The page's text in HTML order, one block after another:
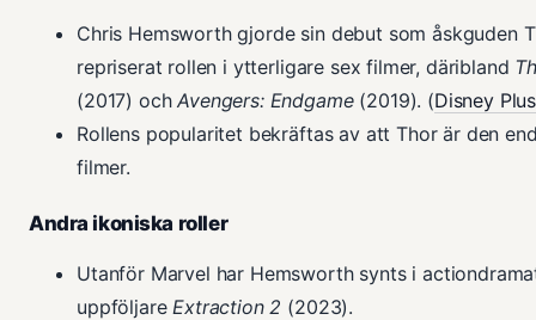
Chris Hemsworth gjorde sin debut som åskguden
repriserat rollen i ytterligare sex filmer, däribland
(2017) ochAvengers: Endgame(2019). (Disney Plus
Rollens popularitet bekräftas av att Thor är den
filmer.
Andra ikoniska roller
Utanför Marvel har Hemsworth synts i
uppföljare Extraction 2 (2023).